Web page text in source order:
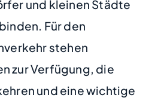
und kleinen Städte
Für den
stehen
zur Verfügung, die
und eine wichtige